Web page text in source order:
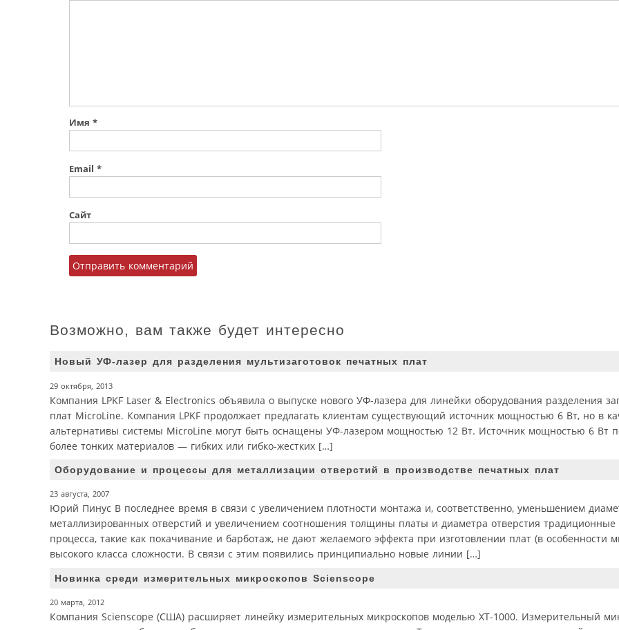
Имя *
Email *
Сайт
Возможно, вам также будет интересно
Новый УФ-лазер для разделения мультизаготовок печатных плат
29 октября, 2013
Компания LPKF Laser & Electronics объявила о выпуске нового УФ-лазера для линейки оборудования разделения
плат MicroLine. Компания LPKF продолжает предлагать клиентам существующий источник мощностью 6 Вт, но в
альтернативы системы MicroLine могут быть оснащены УФ-лазером мощностью 12 Вт. Источник мощностью 6 Вт
более тонких материалов — гибких или гибко-жестких […]
Оборудование и процессы для металлизации отверстий в производстве печатных плат
23 августа, 2007
Юрий Пинус В последнее время в связи с увеличением плотности монтажа и, соответственно, уменьшением
металлизированных отверстий и увеличением соотношения толщины платы и диаметра отверстия
процесса, такие как покачивание и барботаж, не дают желаемого эффекта при изготовлении плат (в особенности
высокого класса сложности. В связи с этим появились принципиально новые линии […]
Новинка среди измерительных микроскопов Scienscopе
20 марта, 2012
Компания Scienscopе (США) расширяет линейку измерительных микроскопов моделью ХТ-1000. Измерительный